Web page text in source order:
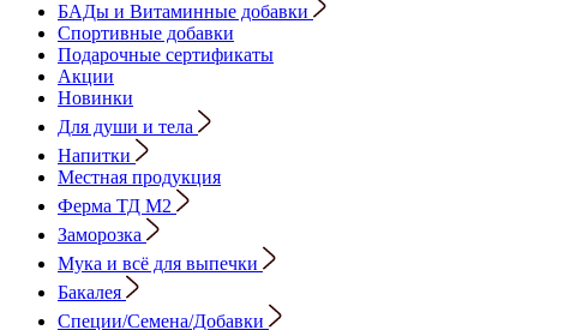
БАДы и Витаминные добавки
Спортивные добавки
Подарочные сертификаты
Акции
Новинки
Для души и тела
Напитки
Местная продукция
Ферма ТД М2
Заморозка
Мука и всё для выпечки
Бакалея
Специи/Семена/Добавки